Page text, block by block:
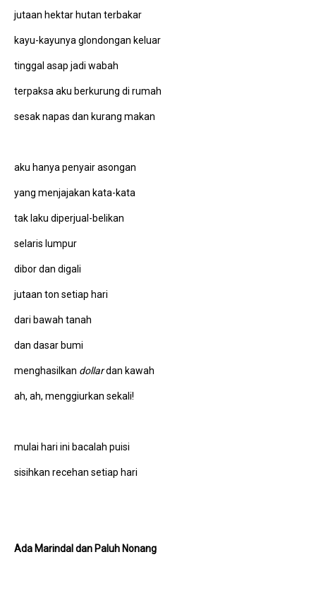
jutaan hektar hutan terbakar
kayu-kayunya glondongan keluar
tinggal asap jadi wabah
terpaksa aku berkurung di rumah
sesak napas dan kurang makan
aku hanya penyair asongan
yang menjajakan kata-kata
tak laku diperjual-belikan
selaris lumpur
dibor dan digali
jutaan ton setiap hari
dari bawah tanah
dan dasar bumi
menghasilkan dollardan kawah
ah, ah, menggiurkan sekali!
mulai hari ini bacalah puisi
sisihkan recehan setiap hari
Ada Marindal dan Paluh Nonang